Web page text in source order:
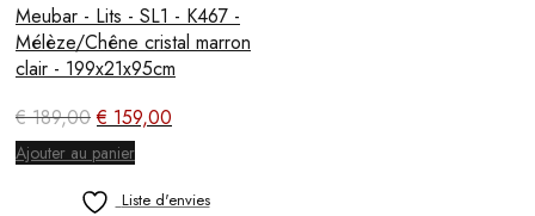
Meubar - Lits - SL1 - K467 -
Mélèze/Chêne cristal marron
clair - 199x21x95cm
€189,00Le
prix
initial
était :
€ 159,00
est :
Ajouter au panier
Liste d'envies